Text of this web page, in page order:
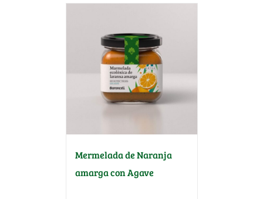
Mermelada de Naranja
amarga con Agave